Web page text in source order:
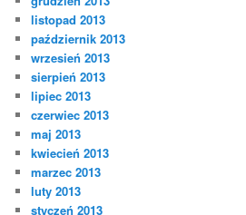
listopad 2013
październik 2013
wrzesień 2013
sierpień 2013
lipiec 2013
czerwiec 2013
maj 2013
kwiecień 2013
marzec 2013
luty 2013
styczeń 2013